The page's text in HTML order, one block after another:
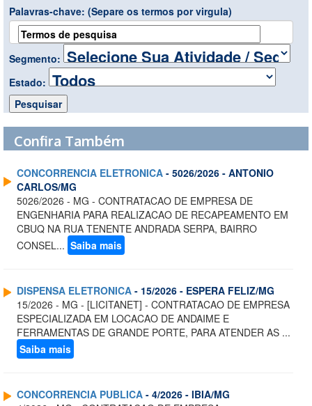
Palavras-chave: (Separe os termos por virgula)
Segmento:
Estado:
Confira Também
CONCORRENCIA ELETRONICA - 5026/2026 - ANTONIO
CARLOS/MG
5026/2026 - MG - CONTRATACAO DE EMPRESA DE
ENGENHARIA PARA REALIZACAO DE RECAPEAMENTO EM
CBUQ NA RUA TENENTE ANDRADA SERPA, BAIRRO
CONSEL... Saiba mais
DISPENSA ELETRONICA - 15/2026 - ESPERA FELIZ/MG
15/2026 - MG - [LICITANET] - CONTRATACAO DE EMPRESA
ESPECIALIZADA EM LOCACAO DE ANDAIME E
FERRAMENTAS DE GRANDE PORTE, PARA ATENDER AS ...
Saiba mais
CONCORRENCIA PUBLICA - 4/2026 - IBIA/MG